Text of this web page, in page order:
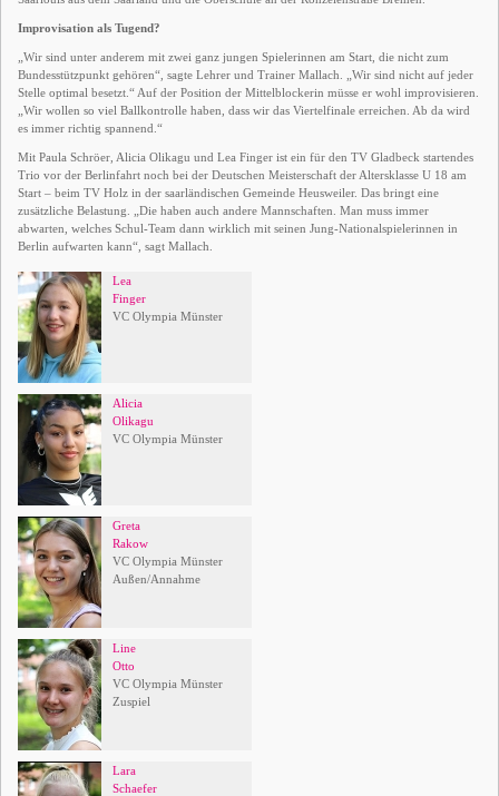
Improvisation als Tugend?
„Wir sind unter anderem mit zwei ganz jungen Spielerinnen am Start, die nicht zum
Bundesstützpunkt gehören“, sagte Lehrer und Trainer Mallach. „Wir sind nicht auf jeder
Stelle optimal besetzt.“ Auf der Position der Mittelblockerin müsse er wohl improvisieren.
„Wir wollen so viel Ballkontrolle haben, dass wir das Viertelfinale erreichen. Ab da wird
es immer richtig spannend.“
Mit Paula Schröer, Alicia Olikagu und Lea Finger ist ein für den TV Gladbeck startendes
Trio vor der Berlinfahrt noch bei der Deutschen Meisterschaft der Altersklasse U 18 am
Start – beim TV Holz in der saarländischen Gemeinde Heusweiler. Das bringt eine
zusätzliche Belastung. „Die haben auch andere Mannschaften. Man muss immer
abwarten, welches Schul-Team dann wirklich mit seinen Jung-Nationalspielerinnen in
Berlin aufwarten kann“, sagt Mallach.
Lea
Finger
VC Olympia Münster
Alicia
Olikagu
VC Olympia Münster
Greta
Rakow
VC Olympia Münster
Außen/Annahme
Line
Otto
VC Olympia Münster
Zuspiel
Lara
Schaefer